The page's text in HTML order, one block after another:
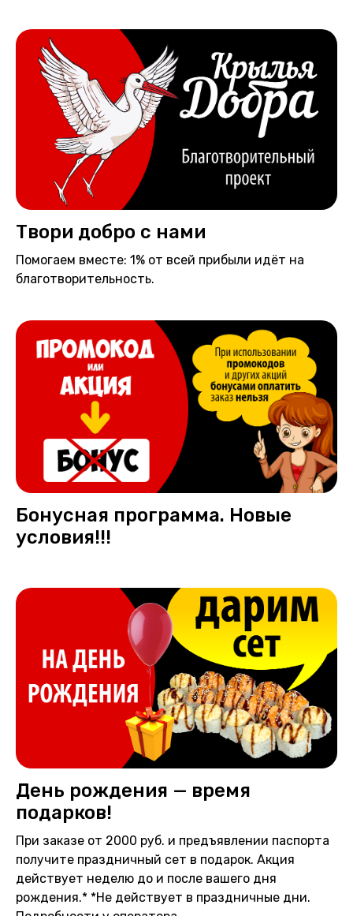
Твори добро с нами
Помогаем вместе: 1% от всей прибыли идёт на
благотворительность.
Бонусная программа. Новые
условия!!!
День рождения — время
подарков!
При заказе от 2000 руб. и предъявлении паспорта
получите праздничный сет в подарок. Акция
действует неделю до и после вашего дня
рождения.* *Не действует в праздничные дни.